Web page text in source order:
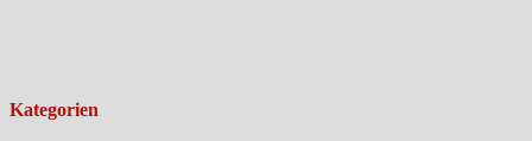
Kategorien